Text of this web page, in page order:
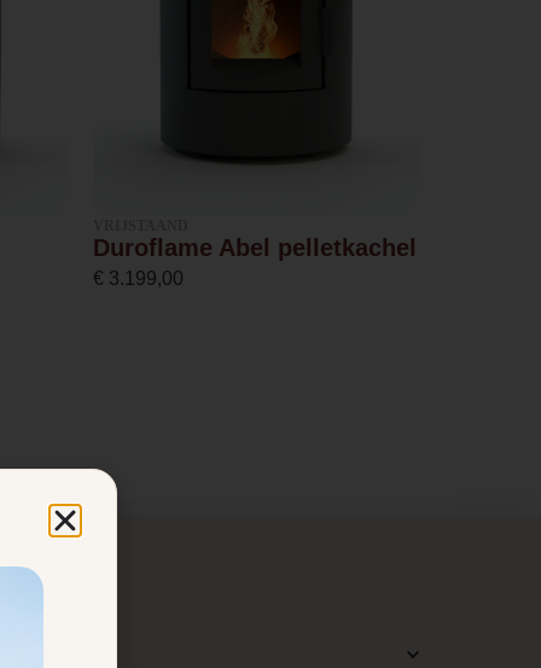
Duroflame Abel pelletkachel
€ 3.199,00